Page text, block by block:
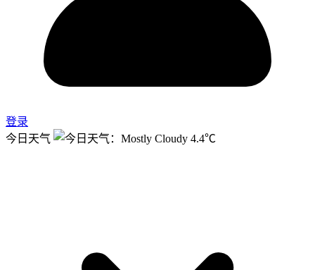
登录
今日天气
4.4℃